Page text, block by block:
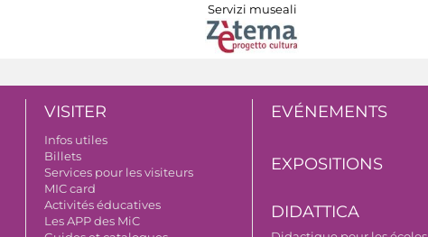
Servizi museali
VISITER
Infos utiles
Billets
Services pour les visiteurs
MIC card
Activités éducatives
Les APP des MiC
EVÉNEMENTS
EXPOSITIONS
DIDATTICA